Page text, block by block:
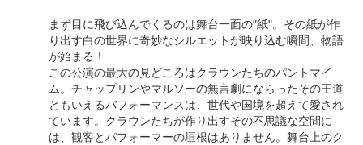
まず目に飛び込んでくるのは舞台一面の"紙"。その紙が作
り出す白の世界に奇妙なシルエットが映り込む瞬間、物語
が始まる！
この公演の最大の見どころはクラウンたちのパントマイ
ム。チャップリンやマルソーの無言劇にならったその王道
ともいえるパフォーマンスは、世代や国境を超えて愛され
ています。クラウンたちが作り出すその不思議な空間に
は、観客とパフォーマーの垣根はありません。舞台上のク